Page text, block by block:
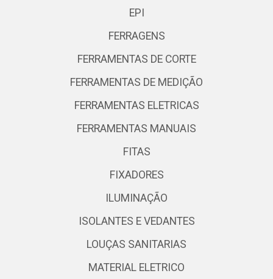
EPI
FERRAGENS
FERRAMENTAS DE CORTE
FERRAMENTAS DE MEDIÇÃO
FERRAMENTAS ELETRICAS
FERRAMENTAS MANUAIS
FITAS
FIXADORES
ILUMINAÇÃO
ISOLANTES E VEDANTES
LOUÇAS SANITARIAS
MATERIAL ELETRICO